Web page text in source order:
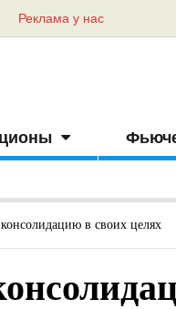
Реклама у нас
в своих целях